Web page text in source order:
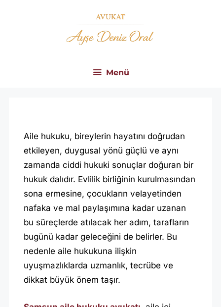
Menü
A
M
S
U
N
A
I
L
E
H
Aile hukuku, bireylerin hayatını doğrudan
etkileyen, duygusal yönü güçlü ve aynı
zamanda ciddi hukuki sonuçlar doğuran bir
hukuk dalıdır. Evlilik birliğinin kurulmasından
sona ermesine, çocukların velayetinden
nafaka ve mal paylaşımına kadar uzanan
bu süreçlerde atılacak her adım, tarafların
bugünü kadar geleceğini de belirler. Bu
nedenle aile hukukuna ilişkin
uyuşmazlıklarda uzmanlık, tecrübe ve
dikkat büyük önem taşır.